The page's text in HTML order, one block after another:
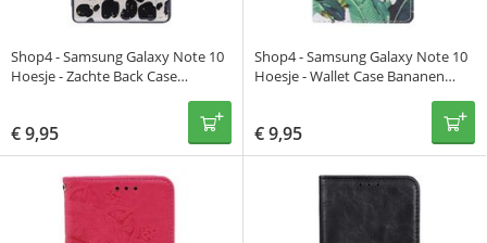
Shop4 - Samsung Galaxy Note 10
Hoesje - Zachte Back Case
€9,95
Shop4 - Samsung Galaxy Note 10
Hoesje - Wallet Case Bananen
€9,95